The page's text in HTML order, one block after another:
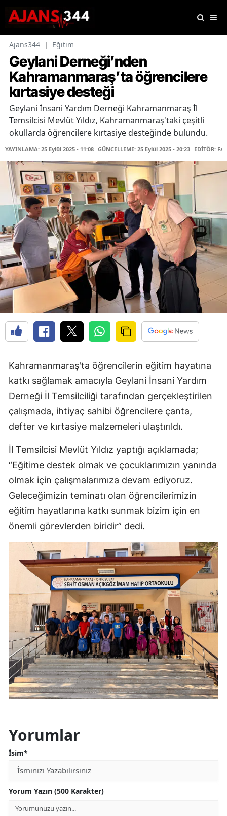
Ajans344 | Eğitim
Geylani Derneği’nden
Kahramanmaraş’ta öğrencilere
kırtasiye desteği
Geylani İnsani Yardım Derneği Kahramanmaraş İl
Temsilcisi Mevlüt Yıldız, Kahramanmaraş'taki çeşitli
okullarda öğrencilere kırtasiye desteğinde bulundu.
YAYINLAMA: 25 Eylül 2025 - 11:08 GÜNCELLEME: 25 Eylül 2025 - 20:23 EDİTÖR:
Kahramanmaraş'ta öğrencilerin eğitim hayatına
katkı sağlamak amacıyla Geylani İnsani Yardım
Derneği İl Temsilciliği tarafından gerçekleştirilen
çalışmada, ihtiyaç sahibi öğrencilere çanta,
defter ve kırtasiye malzemeleri ulaştırıldı.
İl Temsilcisi Mevlüt Yıldız yaptığı açıklamada;
“Eğitime destek olmak ve çocuklarımızın yanında
olmak için çalışmalarımıza devam ediyoruz.
Geleceğimizin teminatı olan öğrencilerimizin
eğitim hayatlarına katkı sunmak bizim için en
önemli görevlerden biridir” dedi.
Yorumlar
İsim*
Yorum Yazın (500 Karakter)